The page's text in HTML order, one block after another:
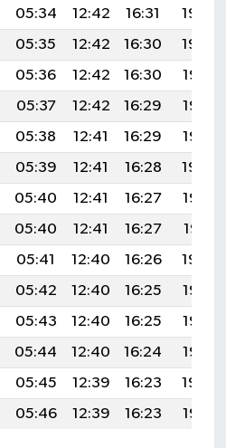
05:34 12:42 16:31
19:40
05:35 12:42 16:30
19:39
05:36 12:42 16:30
19:38
05:37 12:42 16:29
19:36
05:38 12:41 16:29
19:35
05:39 12:41 16:28
19:34
05:40 12:41 16:27
19:32
05:40 12:41 16:27
19:31
05:41 12:40 16:26
19:30
05:42 12:40 16:25
19:28
05:43 12:40 16:25
19:27
05:44 12:40 16:24
19:25
05:45 12:39 16:23
19:24
05:46 12:39 16:23 19:22